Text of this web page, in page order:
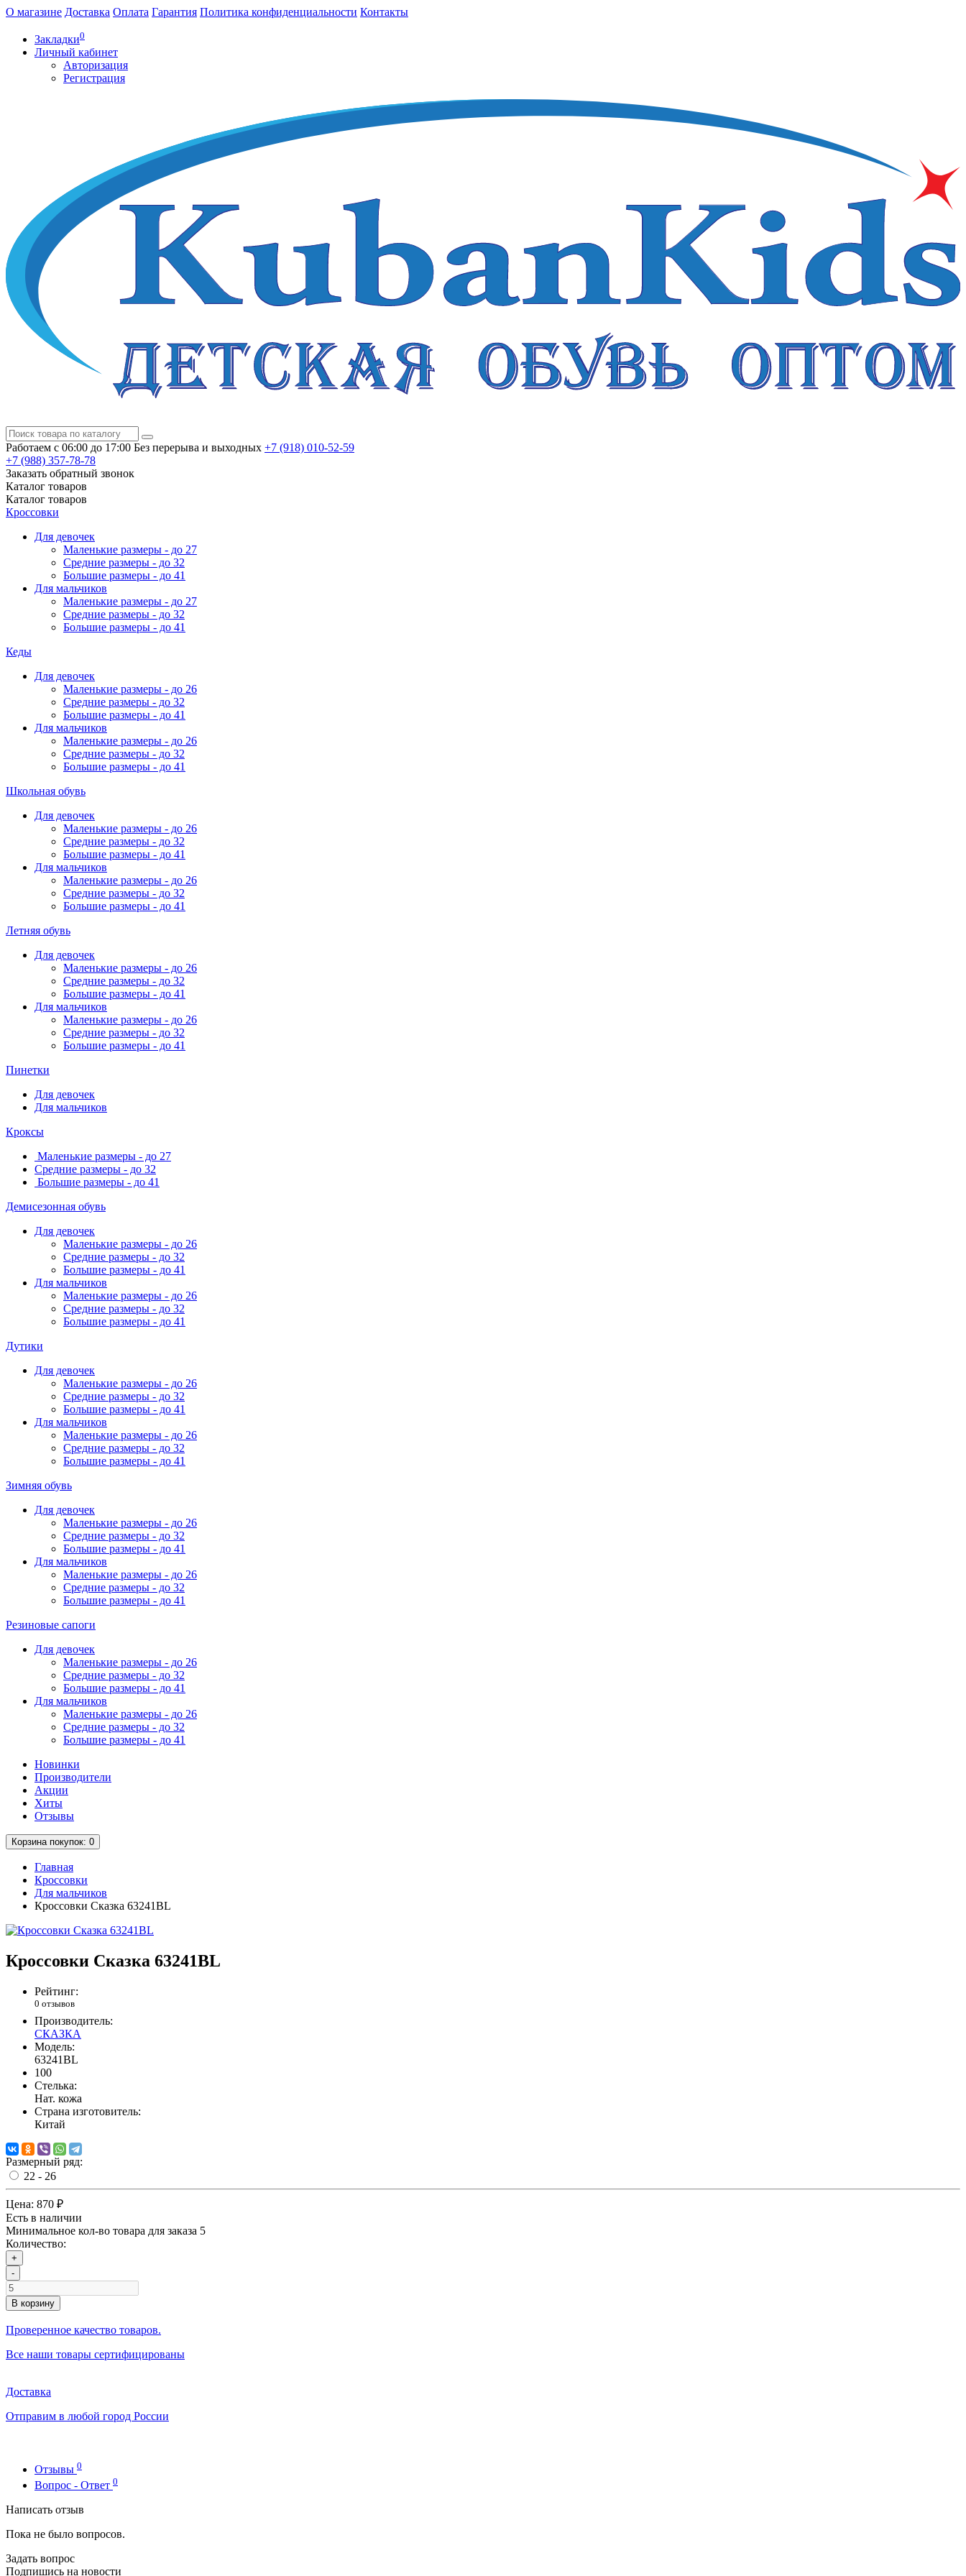
О магазине Доставка Оплата Гарантия Политика конфиденциальности Контакты
Закладки0
Личный кабинет
Авторизация
Регистрация
Работаем с 06:00 до 17:00 Без перерыва и выходных +7 (918) 010-52-59
+7 (988) 357-78-78
Заказать обратный звонок
Каталог товаров
Каталог товаров
Кроссовки
Для девочек
Маленькие размеры - до 27
Средние размеры - до 32
Большие размеры - до 41
Для мальчиков
Маленькие размеры - до 27
Средние размеры - до 32
Большие размеры - до 41
Кеды
Для девочек
Маленькие размеры - до 26
Средние размеры - до 32
Большие размеры - до 41
Для мальчиков
Маленькие размеры - до 26
Средние размеры - до 32
Большие размеры - до 41
Школьная обувь
Для девочек
Маленькие размеры - до 26
Средние размеры - до 32
Большие размеры - до 41
Для мальчиков
Маленькие размеры - до 26
Средние размеры - до 32
Большие размеры - до 41
Летняя обувь
Для девочек
Маленькие размеры - до 26
Средние размеры - до 32
Большие размеры - до 41
Для мальчиков
Маленькие размеры - до 26
Средние размеры - до 32
Большие размеры - до 41
Пинетки
Для девочек
Для мальчиков
Кроксы
Маленькие размеры - до 27
Средние размеры - до 32
Большие размеры - до 41
Демисезонная обувь
Для девочек
Маленькие размеры - до 26
Средние размеры - до 32
Большие размеры - до 41
Для мальчиков
Маленькие размеры - до 26
Средние размеры - до 32
Большие размеры - до 41
Дутики
Для девочек
Маленькие размеры - до 26
Средние размеры - до 32
Большие размеры - до 41
Для мальчиков
Маленькие размеры - до 26
Средние размеры - до 32
Большие размеры - до 41
Зимняя обувь
Для девочек
Маленькие размеры - до 26
Средние размеры - до 32
Большие размеры - до 41
Для мальчиков
Маленькие размеры - до 26
Средние размеры - до 32
Большие размеры - до 41
Резиновые сапоги
Для девочек
Маленькие размеры - до 26
Средние размеры - до 32
Большие размеры - до 41
Для мальчиков
Маленькие размеры - до 26
Средние размеры - до 32
Большие размеры - до 41
Новинки
Производители
Акции
Хиты
Отзывы
Корзинапокупок: 0
Главная
Кроссовки
Для мальчиков
Кроссовки Сказка 63241BL
Кроссовки Сказка 63241BL
Рейтинг:
0 отзывов
Производитель:
СКАЗКА
Модель:
63241BL
100
Стелька:
Нат. кожа
Страна изготовитель:
Китай
Размерный ряд:
22 - 26
Цена: 870 ₽
Есть в наличии
Минимальное кол-во товара для заказа 5
Количество:
+
-
В корзину
Проверенное качество товаров.
Все наши товары сертифицированы
Доставка
Отправим в любой город России
Отзывы 0
Вопрос - Ответ 0
Написать отзыв
Пока не было вопросов.
Задать вопрос
Подпишись на новости